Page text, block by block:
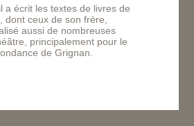
il a écrit les textes de livres de
dont ceux de son frère,
aussi de nombreuses
principalement pour le
de Grignan.